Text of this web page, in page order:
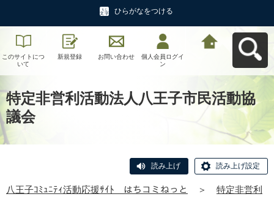
ひらがなをつける
このサイトにつ
いて
新規登録 お問い合わせ
個人会員ログイ
ン
特定非営利活動法人八王子市民活動協
議会
読み上げ 読み上げ設定
八王子ｺﾐｭﾆﾃｨ活動応援ｻｲﾄ はちコミねっと ＞
特定非営利